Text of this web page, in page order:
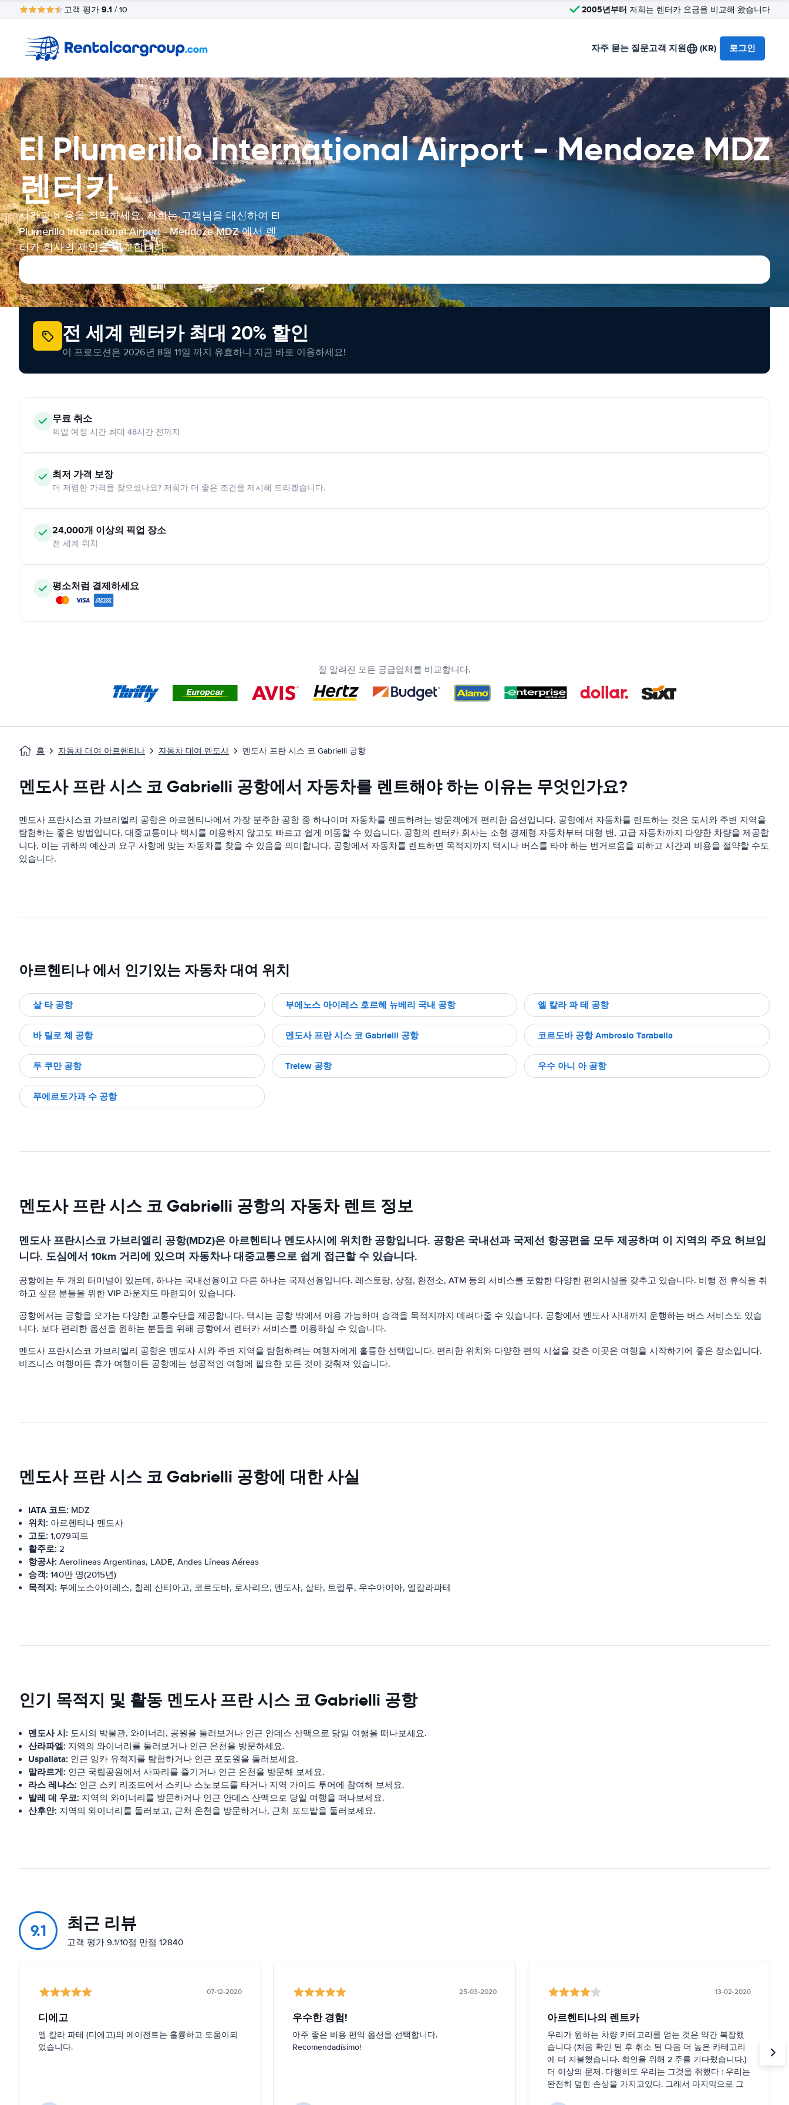
고객 평가 9.1 / 10 2005년부터 저희는 렌터카 요금을 비교해 왔습니다
자주 묻는 질문고객 지원 (KR) 로그인
El Plumerillo International Airport - Mendoze MDZ
렌터카
시간과 비용을 절약하세요. 저희는 고객님을 대신하여 El
Plumerillo International Airport - Mendoze MDZ 에서 렌
터카 회사의 제안을 비교합니다.
전 세계 렌터카 최대 20% 할인
이 프로모션은 2026년 8월 11일 까지 유효하니 지금 바로 이용하세요!
무료 취소
픽업 예정 시간 최대 48시간 전까지
최저 가격 보장
더 저렴한 가격을 찾으셨나요? 저희가 더 좋은 조건을 제시해 드리겠습니다.
24,000개 이상의 픽업 장소
전 세계 위치
평소처럼 결제하세요
잘 알려진 모든 공급업체를 비교합니다.
홈 자동차 대여 아르헨티나 자동차 대여 멘도사 멘도사 프란 시스 코 Gabrielli 공항
멘도사 프란 시스 코 Gabrielli 공항에서 자동차를 렌트해야 하는 이유는 무엇인가요?
멘도사 프란시스코 가브리엘리 공항은 아르헨티나에서 가장 분주한 공항 중 하나이며 자동차를 렌트하려는 방문객에게 편리한 옵션입니다. 공항에서 자동차를 렌트하는 것은 도시와 주변 지역을
탐험하는 좋은 방법입니다. 대중교통이나 택시를 이용하지 않고도 빠르고 쉽게 이동할 수 있습니다. 공항의 렌터카 회사는 소형 경제형 자동차부터 대형 밴, 고급 자동차까지 다양한 차량을 제공합
니다. 이는 귀하의 예산과 요구 사항에 맞는 자동차를 찾을 수 있음을 의미합니다. 공항에서 자동차를 렌트하면 목적지까지 택시나 버스를 타야 하는 번거로움을 피하고 시간과 비용을 절약할 수도
있습니다.
아르헨티나 에서 인기있는 자동차 대여 위치
살 타 공항 부에노스 아이레스 호르헤 뉴베리 국내 공항 엘 칼라 파 테 공항
바 릴로 체 공항 멘도사 프란 시스 코 Gabrielli 공항 코르도바 공항 Ambrosio Tarabella
투 쿠만 공항 Trelew 공항 우수 아니 아 공항
푸에르토가과 수 공항
멘도사 프란 시스 코 Gabrielli 공항의 자동차 렌트 정보
멘도사 프란시스코 가브리엘리 공항(MDZ)은 아르헨티나 멘도사시에 위치한 공항입니다. 공항은 국내선과 국제선 항공편을 모두 제공하며 이 지역의 주요 허브입
니다. 도심에서 10km 거리에 있으며 자동차나 대중교통으로 쉽게 접근할 수 있습니다.
공항에는 두 개의 터미널이 있는데, 하나는 국내선용이고 다른 하나는 국제선용입니다. 레스토랑, 상점, 환전소, ATM 등의 서비스를 포함한 다양한 편의시설을 갖추고 있습니다. 비행 전 휴식을 취
하고 싶은 분들을 위한 VIP 라운지도 마련되어 있습니다.
공항에서는 공항을 오가는 다양한 교통수단을 제공합니다. 택시는 공항 밖에서 이용 가능하며 승객을 목적지까지 데려다줄 수 있습니다. 공항에서 멘도사 시내까지 운행하는 버스 서비스도 있습
니다. 보다 편리한 옵션을 원하는 분들을 위해 공항에서 렌터카 서비스를 이용하실 수 있습니다.
멘도사 프란시스코 가브리엘리 공항은 멘도사 시와 주변 지역을 탐험하려는 여행자에게 훌륭한 선택입니다. 편리한 위치와 다양한 편의 시설을 갖춘 이곳은 여행을 시작하기에 좋은 장소입니다.
비즈니스 여행이든 휴가 여행이든 공항에는 성공적인 여행에 필요한 모든 것이 갖춰져 있습니다.
멘도사 프란 시스 코 Gabrielli 공항에 대한 사실
IATA 코드: MDZ
위치: 아르헨티나 멘도사
고도: 1,079피트
활주로: 2
항공사: Aerolineas Argentinas, LADE, Andes Líneas Aéreas
승객: 140만 명(2015년)
목적지: 부에노스아이레스, 칠레 산티아고, 코르도바, 로사리오, 멘도사, 살타, 트렐루, 우수아이아, 엘칼라파테
인기 목적지 및 활동 멘도사 프란 시스 코 Gabrielli 공항
멘도사 시: 도시의 박물관, 와이너리, 공원을 둘러보거나 인근 안데스 산맥으로 당일 여행을 떠나보세요.
산라파엘: 지역의 와이너리를 둘러보거나 인근 온천을 방문하세요.
Uspallata: 인근 잉카 유적지를 탐험하거나 인근 포도원을 둘러보세요.
말라르게: 인근 국립공원에서 사파리를 즐기거나 인근 온천을 방문해 보세요.
라스 레냐스: 인근 스키 리조트에서 스키나 스노보드를 타거나 지역 가이드 투어에 참여해 보세요.
발레 데 우코: 지역의 와이너리를 방문하거나 인근 안데스 산맥으로 당일 여행을 떠나보세요.
산후안: 지역의 와이너리를 둘러보고, 근처 온천을 방문하거나, 근처 포도밭을 둘러보세요.
9.1 최근 리뷰
고객 평가 9.1/10점 만점 12840
07-12-2020
디에고
엘 칼라 파테 (디에고)의 에이전트는 훌륭하고 도움이되
었습니다.
25-03-2020
우수한 경험!
아주 좋은 비용 편익 옵션을 선택합니다.
Recomendadísimo!
13-02-2020
아르헨티나의 렌트카
우리가 원하는 차량 카테고리를 얻는 것은 약간 복잡했
습니다 (처음 확인 된 후 취소 된 다음 더 높은 카테고리
에 더 지불했습니다. 확인을 위해 2 주를 기다렸습니다.)
더 이상의 문제. 다행히도 우리는 그것을 취했다 : 우리는
완전히 덮힌 손상을 가지고있다. 그래서 마지막으로 그